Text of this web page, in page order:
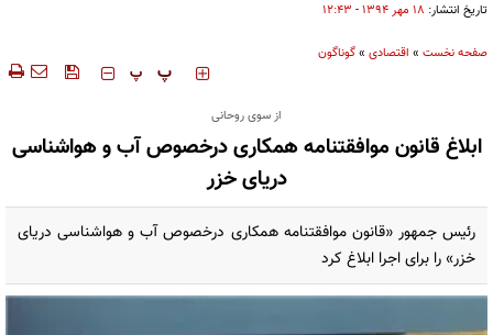
تاریخ انتشار: ۱۸ مهر ۱۳۹۴ - ۱۲:۴۳
صفحه نخست » اقتصادی »گوناگون
‍‍‍ پ پ
از سوی روحانی
ابلاغ قانون موافقتنامه همکاری درخصوص آب و هوا‌شناسی
دریای خزر
رئیس جمهور «قانون موافقتنامه همکاری درخصوص آب و هوا‌شناسی دریای
خزر» را برای اجرا ابلاغ کرد